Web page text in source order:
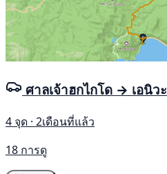
ศาลเจ้าฮกไกโด → เอนิวะ
4 จุด · 2เดือนที่แล้ว
18 การดู